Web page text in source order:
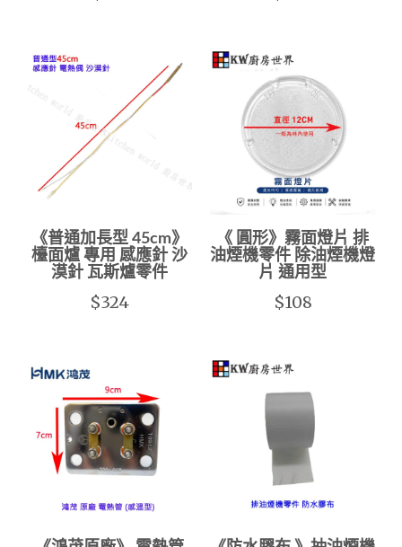
《普通加長型 45cm》
檯面爐 專用 感應針 沙
漠針 瓦斯爐零件
$324
《 圓形》霧面燈片 排
油煙機零件 除油煙機燈
片 通用型
$108